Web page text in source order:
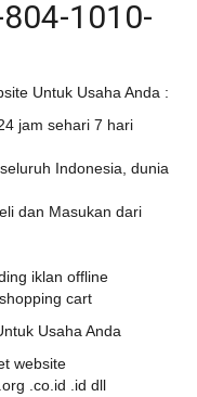
1010-
Untuk Usaha Anda :
jam sehari 7 hari
Indonesia, dunia
dan Masukan dari
iklan offline
cart
Usaha Anda
website
.co.id .id dll